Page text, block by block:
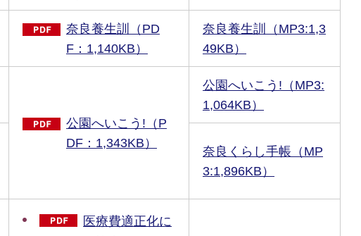
奈良養生訓（PD
F：1,140KB）
奈良養生訓（MP3:1,3
49KB）
公園へいこう!（P
DF：1,343KB）
公園へいこう!（MP3:
1,064KB）
奈良くらし手帳（MP
3:1,896KB）
医療費適正化に